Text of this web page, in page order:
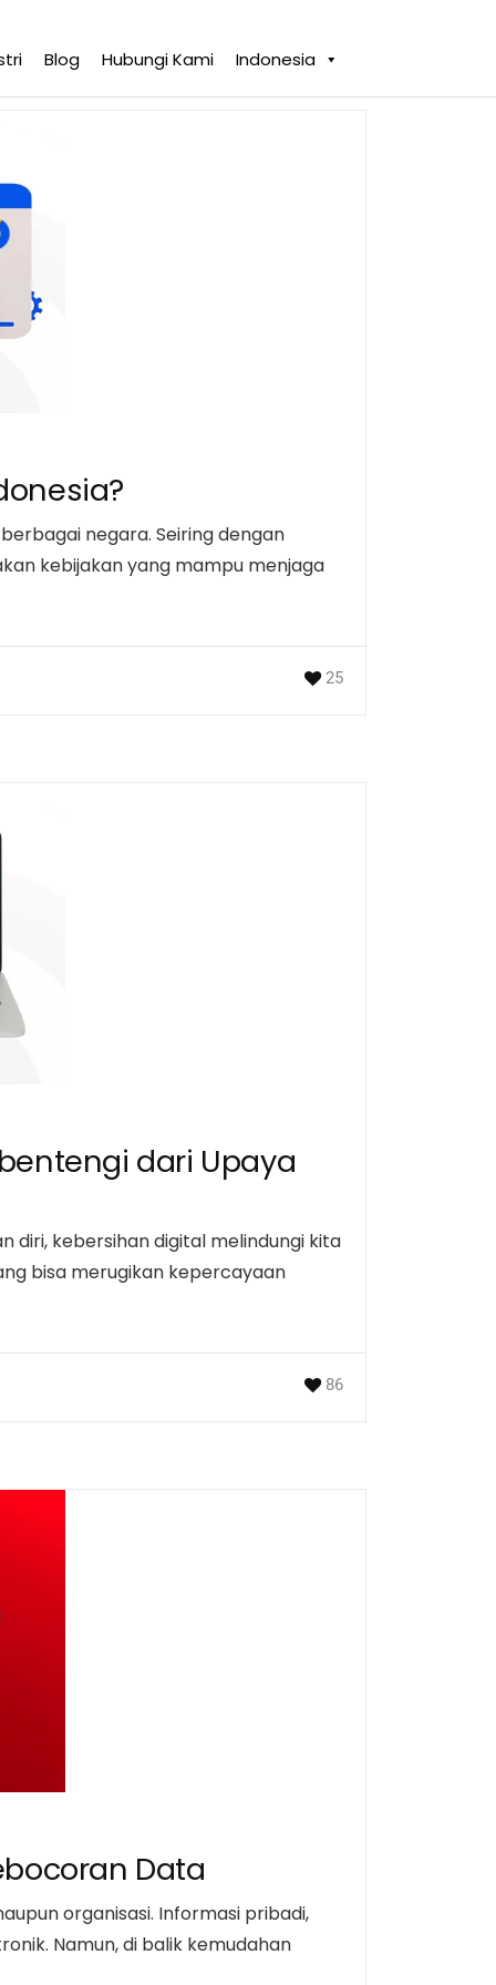
Blog Hubungi Kami Indonesia
negara. Seiring dengan
kebijakan yang mampu menjaga
25
dari Upaya
diri, kebersihan digital melindungi kita
bisa merugikan kepercayaan
86
Data
organisasi. Informasi pribadi,
Namun, di balik kemudahan